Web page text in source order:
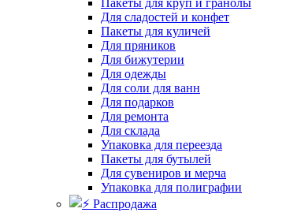
Пакеты для круп и гранолы
Для сладостей и конфет
Пакеты для куличей
Для пряников
Для бижутерии
Для одежды
Для соли для ванн
Для подарков
Для ремонта
Для склада
Упаковка для переезда
Пакеты для бутылей
Для сувениров и мерча
Упаковка для полиграфии